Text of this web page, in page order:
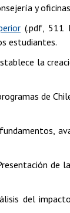
y
(.pdf, 511
estudiantes.
la
de
de
del